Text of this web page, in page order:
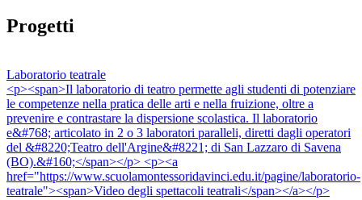
Progetti
Laboratorio teatrale
<p><span>Il laboratorio di teatro permette agli studenti di potenziare
le competenze nella pratica delle arti e nella fruizione, oltre a
prevenire e contrastare la dispersione scolastica. Il laboratorio
e&#768; articolato in 2 o 3 laboratori paralleli, diretti dagli operatori
del &#8220;Teatro dell'Argine&#8221; di San Lazzaro di Savena
(BO).&#160;</span></p> <p><a
href="https://www.scuolamontessoridavinci.edu.it/pagine/laboratorio-
teatrale"><span>Video degli spettacoli teatrali</span></a></p>